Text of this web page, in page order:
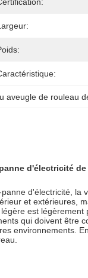
aveugle de rouleau
d'électricité
panne d'électricité, la
et extérieures,
est
qui doivent être
environnements.